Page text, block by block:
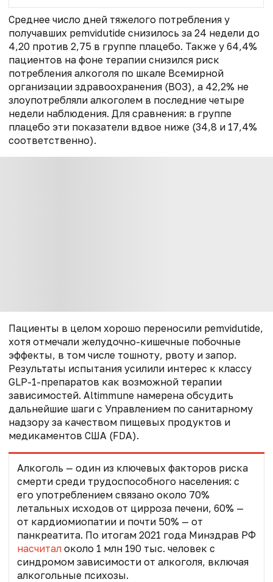
Среднее число дней тяжелого потребления у
получавших pemvidutide снизилось за 24 недели до
4,20 против 2,75 в группе плацебо. Также у 64,4%
пациентов на фоне терапии снизился риск
потребления алкоголя по шкале Всемирной
организации здравоохранения (ВОЗ), а 42,2% не
злоупотребляли алкоголем в последние четыре
недели наблюдения. Для сравнения: в группе
плацебо эти показатели вдвое ниже (34,8 и 17,4%
соответственно).
Пациенты в целом хорошо переносили pemvidutide,
хотя отмечали желудочно-кишечные побочные
эффекты, в том числе тошноту, рвоту и запор.
Результаты испытания усилили интерес к классу
GLP-1-препаратов как возможной терапии
зависимостей. Altimmune намерена обсудить
дальнейшие шаги с Управлением по санитарному
надзору за качеством пищевых продуктов и
медикаментов США (FDA).
Алкоголь — один из ключевых факторов риска
смерти среди трудоспособного населения: с
его употреблением связано около 70%
летальных исходов от цирроза печени, 60% —
от кардиомиопатии и почти 50% — от
панкреатита. По итогам 2021 года Минздрав РФ
насчиталоколо 1 млн 190 тыс. человек с
синдромом зависимости от алкоголя, включая
алкогольные психозы.